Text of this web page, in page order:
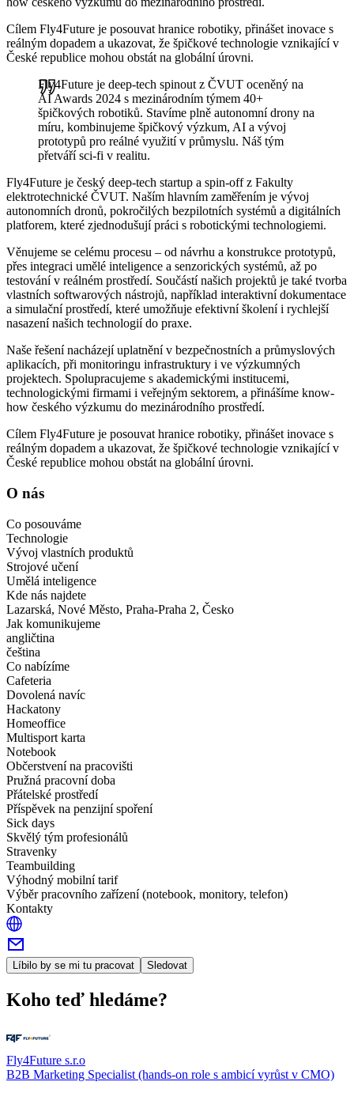
Cílem Fly4Future je posouvat hranice robotiky, přinášet inovace s
reálným dopadem a ukazovat, že špičkové technologie vznikající v
České republice mohou obstát na globální úrovni.
Fly4Future je deep-tech spinout z ČVUT oceněný na
AI Awards 2024 s mezinárodním týmem 40+
špičkových robotiků. Stavíme plně autonomní drony na
míru, kombinujeme špičkový výzkum, AI a vývoj
prototypů pro reálné využití v průmyslu. Náš tým
přetváří sci-fi v realitu.
Fly4Future je český deep-tech startup a spin-off z Fakulty
elektrotechnické ČVUT. Naším hlavním zaměřením je vývoj
autonomních dronů, pokročilých bezpilotních systémů a digitálních
platforem, které zjednodušují práci s robotickými technologiemi.
Věnujeme se celému procesu – od návrhu a konstrukce prototypů,
přes integraci umělé inteligence a senzorických systémů, až po
testování v reálném prostředí. Součástí našich projektů je také tvorba
vlastních softwarových nástrojů, například interaktivní dokumentace
a simulační prostředí, které umožňuje efektivní školení i rychlejší
nasazení našich technologií do praxe.
Naše řešení nacházejí uplatnění v bezpečnostních a průmyslových
aplikacích, při monitoringu infrastruktury i ve výzkumných
projektech. Spolupracujeme s akademickými institucemi,
technologickými firmami i veřejným sektorem, a přinášíme know-
how českého výzkumu do mezinárodního prostředí.
Cílem Fly4Future je posouvat hranice robotiky, přinášet inovace s
reálným dopadem a ukazovat, že špičkové technologie vznikající v
České republice mohou obstát na globální úrovni.
O nás
Co posouváme
Technologie
Vývoj vlastních produktů
Strojové učení
Umělá inteligence
Kde nás najdete
Lazarská, Nové Město, Praha-Praha 2, Česko
Jak komunikujeme
angličtina
čeština
Co nabízíme
Cafeteria
Dovolená navíc
Hackatony
Homeoffice
Multisport karta
Notebook
Občerstvení na pracovišti
Pružná pracovní doba
Přátelské prostředí
Příspěvek na penzijní spoření
Sick days
Skvělý tým profesionálů
Stravenky
Teambuilding
Výhodný mobilní tarif
Výběr pracovního zařízení (notebook, monitory, telefon)
Kontakty
Líbilo by se mi tu pracovat Sledovat
Koho teď hledáme?
Fly4Future s.r.o
B2B Marketing Specialist (hands-on role s ambicí vyrůst v CMO)